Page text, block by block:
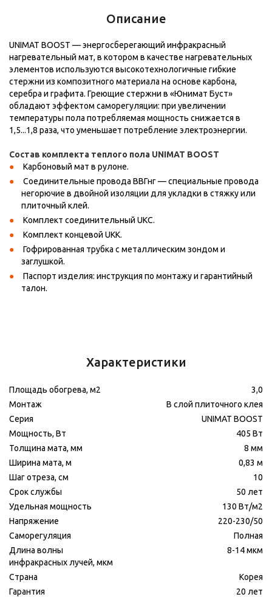
Описание
UNIMAT BOOST — энергосберегающий инфракрасный
нагревательный мат, в котором в качестве нагревательных
элементов используются высокотехнологичные гибкие
стержни из композитного материала на основе карбона,
серебра и графита. Греющие стержни в «Юнимат Буст»
обладают эффектом саморегуляции: при увеличении
температуры пола потребляемая мощность снижается в
1,5...1,8 раза, что уменьшает потребление электроэнергии.
Состав комплекта теплого пола UNIMAT BOOST
Карбоновый мат в рулоне.
Соединительные провода ВВГнг — специальные провода
негорючие в двойной изоляции для укладки в стяжку или
плиточный клей.
Комплект соединительный UKC.
Комплект концевой UKK.
Гофрированная трубка с металлическим зондом и
заглушкой.
Паспорт изделия: инструкция по монтажу и гарантийный
талон.
Характеристики
Площадь обогрева, м2
3,0
Монтаж
В слой плиточного клея
Серия
UNIMAT BOOST
Мощность, Вт
405 Вт
Толщина мата, мм
8 мм
Ширина мата, м
0,83 м
Шаг отреза, см
10
Срок службы
50 лет
Удельная мощность
130 Вт/м2
Напряжение
220-230/50
Саморегуляция
Полная
Длина волны
инфракрасных лучей, мкм
8-14 мкм
Страна
Корея
Гарантия
20 лет